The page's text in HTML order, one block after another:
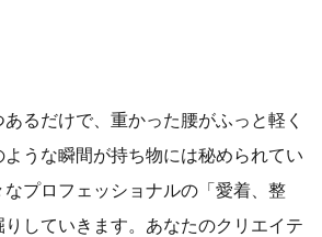
るだけで、重かった腰がふっと軽く
うな瞬間が持ち物には秘められてい
なプロフェッショナルの「愛着、整
りしていきます。あなたのクリエイテ